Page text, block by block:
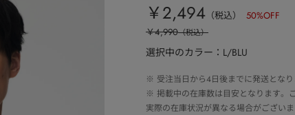
￥2,494 （税込） 50%OFF
￥4,990（税込）
選択中のカラー：L/BLU
※ 受注当日から4日後までに発送とな
※ 掲載中の在庫数は目安となります。
実際の在庫状況が異なる場合がございま